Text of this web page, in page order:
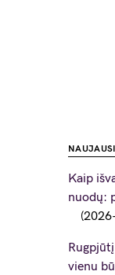
Kaip
nuodų:
vienu